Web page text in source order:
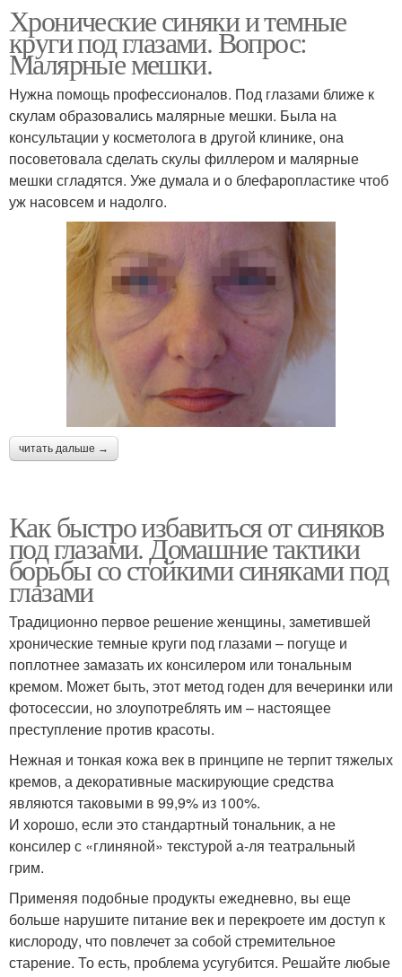
Хронические синяки и темные
круги под глазами. Вопрос:
Малярные мешки.
Нужна помощь профессионалов. Под глазами ближе к
скулам образовались малярные мешки. Была на
консультации у косметолога в другой клинике, она
посоветовала сделать скулы филлером и малярные
мешки сгладятся. Уже думала и о блефаропластике чтоб
уж насовсем и надолго.
читать дальше →
Как быстро избавиться от синяков
под глазами. Домашние тактики
борьбы со стойкими синяками под
глазами
Традиционно первое решение женщины, заметившей
хронические темные круги под глазами – погуще и
поплотнее замазать их консилером или тональным
кремом. Может быть, этот метод годен для вечеринки или
фотосессии, но злоупотреблять им – настоящее
преступление против красоты.
Нежная и тонкая кожа век в принципе не терпит тяжелых
кремов, а декоративные маскирующие средства
являются таковыми в 99,9% из 100%.
И хорошо, если это стандартный тональник, а не
консилер с «глиняной» текстурой а-ля театральный
грим.
Применяя подобные продукты ежедневно, вы еще
больше нарушите питание век и перекроете им доступ к
кислороду, что повлечет за собой стремительное
старение. То есть, проблема усугубится. Решайте любые